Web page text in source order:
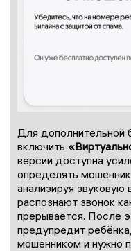
Для дополнительной
включить
версии доступна
определять
анализируя звуковую
распознают звонок
прерывается. После
предупредит
мошенником и нужно